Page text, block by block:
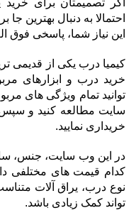
احتمالا به دنبال بهترین
این نیاز شما، پاسخی فوق
کیمیا درب یکی از قدیمی
خرید درب و ابزارهای
توانید تمام ویژگی های
سایت مطالعه کنید و سپس
خریداری نمایید.
در این وب سایت، جنس،
کدام قیمت های مختلفی
نوع درب، یراق آلات
تواند کمک زیادی باشد.